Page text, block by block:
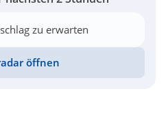
zu erwarten
öffnen